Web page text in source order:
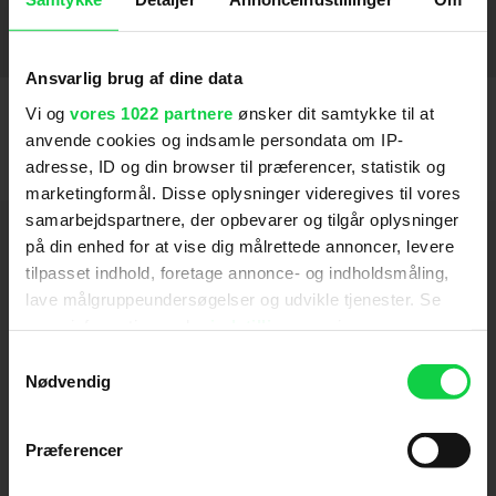
Ansvarlig brug af dine data
Vi og vores 1022 partnere ønsker dit samtykke til at
anvende cookies og indsamle persondata om IP-
adresse, ID og din browser til præferencer, statistik og
marketingformål. Disse oplysninger videregives til vores
samarbejdspartnere, der opbevarer og tilgår oplysninger
på din enhed for at vise dig målrettede annoncer, levere
tilpasset indhold, foretage annonce- og indholdsmåling,
lave målgruppeundersøgelser og udvikle tjenester. Se
tilbage eller ændre indstillinger fra vores
"Cookiedeklaration", eller ved at trykke på "Privacy
Nødvendig
Præferencer
Date Night 2010
Blades of Glory 2007
Crash 2005
Det skjulte (1995) 1996
Hold dig opdateret
Send
Ved tilmelding accepterer jeg samtidig
Kino.dks